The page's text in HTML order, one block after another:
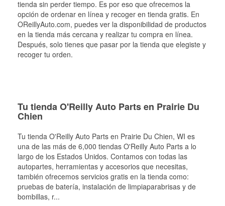
tienda sin perder tiempo. Es por eso que ofrecemos la
opción de ordenar en línea y recoger en tienda gratis. En
OReillyAuto.com, puedes ver la disponibilidad de productos
en la tienda más cercana y realizar tu compra en línea.
Después, solo tienes que pasar por la tienda que elegiste y
recoger tu orden.
Tu tienda O'Reilly Auto Parts en Prairie Du
Chien
Tu tienda O'Reilly Auto Parts en Prairie Du Chien, WI es
una de las más de 6,000 tiendas O'Reilly Auto Parts a lo
largo de los Estados Unidos. Contamos con todas las
autopartes, herramientas y accesorios que necesitas,
también ofrecemos servicios gratis en la tienda como:
pruebas de batería, instalación de limpiaparabrisas y de
bombillas, r...